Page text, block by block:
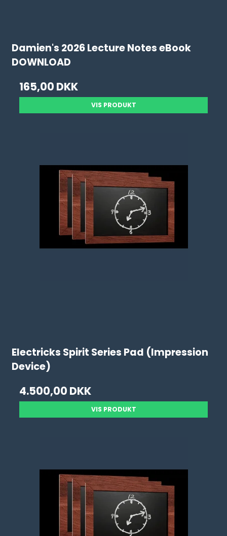
Damien's 2026 Lecture Notes eBook
DOWNLOAD
165,00 DKK
VIS PRODUKT
Electricks Spirit Series Pad (Impression
Device)
4.500,00 DKK
VIS PRODUKT